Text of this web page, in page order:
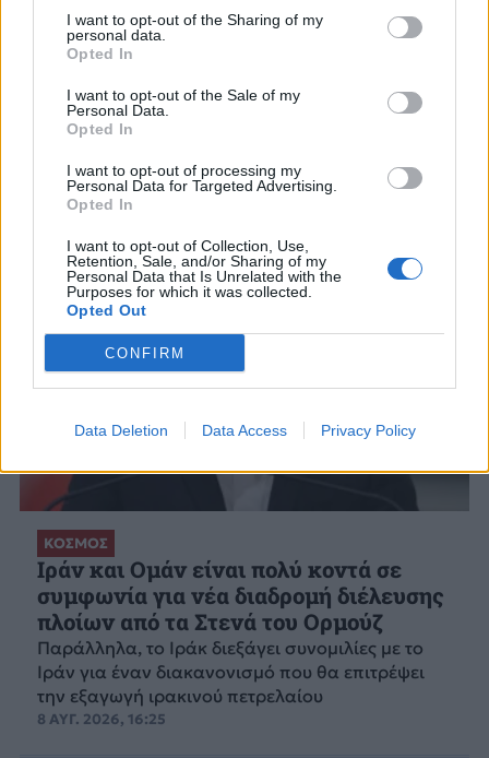
I want to opt-out of the Sharing of my
personal data.
Opted In
I want to opt-out of the Sale of my
Personal Data.
Opted In
I want to opt-out of processing my
Personal Data for Targeted Advertising.
Opted In
I want to opt-out of Collection, Use,
Retention, Sale, and/or Sharing of my
Personal Data that Is Unrelated with the
Purposes for which it was collected.
Opted Out
CONFIRM
Data Deletion Data Access Privacy Policy
Ιράν για τα Στενά του Ορμούζ –
Καταδικάζουμε τις επιθέσεις σε πλοία
Ομάν, ωστόσο έσβησε η φωτιά που προκλήθηκε
και το πλήρωμα είναι ασφαλές
ΚΟΣΜΟΣ
Ιράν και Ομάν είναι πολύ κοντά σε
συμφωνία για νέα διαδρομή διέλευσης
πλοίων από τα Στενά του Ορμούζ
Παράλληλα, το Ιράκ διεξάγει συνομιλίες με το
Ιράν για έναν διακανονισμό που θα επιτρέψει
την εξαγωγή ιρακινού πετρελαίου
8 ΑΥΓ. 2026, 16:25